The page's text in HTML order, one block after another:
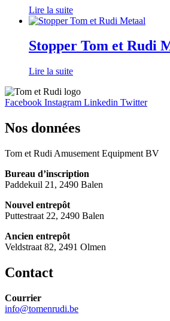
Lire la suite
Stopper Tom et Rudi
Lire la suite
Facebook Instagram Linkedin Twitter
Nos données
Tom et Rudi Amusement Equipment BV
Bureau d’inscription
Paddekuil 21, 2490 Balen
Nouvel entrepôt
Puttestraat 22, 2490 Balen
Ancien entrepôt
Veldstraat 82, 2491 Olmen
Contact
Courrier
info@tomenrudi.be